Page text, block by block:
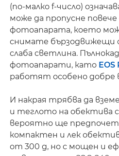
(по-малко f-число)
може да пропусне
фотоапарата, което
снимате бързодвижещи
слаба светлина.
фотоапарати, като EOS
работят особено добре
И накрая трябва да
и теглото на обектива
вероятно ще
компактен и лек
от 300 g, но с мощен и